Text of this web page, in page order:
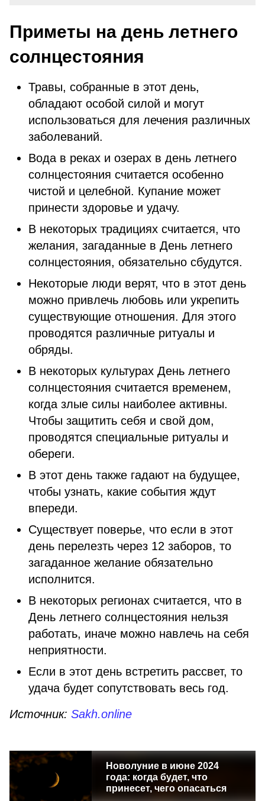
Приметы на день летнего
солнцестояния
Травы, собранные в этот день,
обладают особой силой и могут
использоваться для лечения различных
заболеваний.
Вода в реках и озерах в день летнего
солнцестояния считается особенно
чистой и целебной. Купание может
принести здоровье и удачу.
В некоторых традициях считается, что
желания, загаданные в День летнего
солнцестояния, обязательно сбудутся.
Некоторые люди верят, что в этот день
можно привлечь любовь или укрепить
существующие отношения. Для этого
проводятся различные ритуалы и
обряды.
В некоторых культурах День летнего
солнцестояния считается временем,
когда злые силы наиболее активны.
Чтобы защитить себя и свой дом,
проводятся специальные ритуалы и
обереги.
В этот день также гадают на будущее,
чтобы узнать, какие события ждут
впереди.
Существует поверье, что если в этот
день перелезть через 12 заборов, то
загаданное желание обязательно
исполнится.
В некоторых регионах считается, что в
День летнего солнцестояния нельзя
работать, иначе можно навлечь на себя
неприятности.
Если в этот день встретить рассвет, то
удача будет сопутствовать весь год.
Источник: Sakh.online
Новолуние в июне 2024
года: когда будет, что
принесет, чего опасаться